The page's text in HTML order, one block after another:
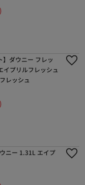
】ダウニー フレッ
イプリルフレッシュ
レッシュ
ニー 1.31L エイプ